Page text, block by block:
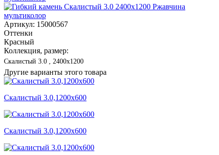
Артикул: 15000567
Оттенки
Красный
Коллекция, размер:
Скалистый 3.0 , 2400x1200
Другие варианты этого товара
Скалистый 3.0,1200x600
Скалистый 3.0,1200x600